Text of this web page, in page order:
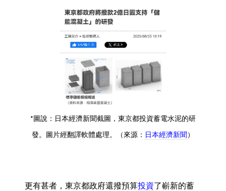
*圖說：日本經濟新聞截圖，東京都投資蓄電水泥的研
發。圖片經翻譯軟體處理。（來源： 日本經濟新聞）
更有甚者，東京都政府還撥預算投資了嶄新的蓄